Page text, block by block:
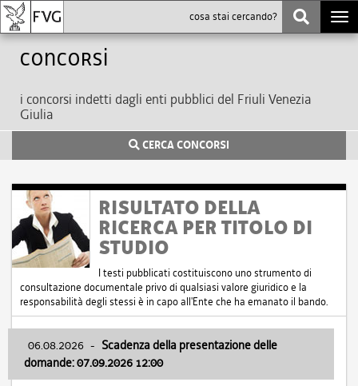
Concorsi
i concorsi indetti dagli enti pubblici del Friuli Venezia
Giulia
CERCA CONCORSI
RISULTATO DELLA
RICERCA PER TITOLO DI
STUDIO
I testi pubblicati costituiscono uno strumento di
consultazione documentale privo di qualsiasi valore giuridico e la
responsabilità degli stessi è in capo all'Ente che ha emanato il bando.
06.08.2026 - Scadenza della presentazione delle
domande: 07.09.2026 12:00